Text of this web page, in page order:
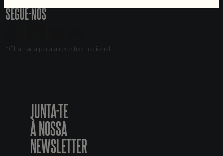
SEGUE-NOS
*Chamada para a rede fixa nacional
JUNTA-TE
À NOSSA
NEWSLETTER